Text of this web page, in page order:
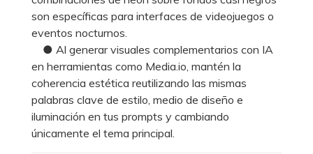
son específicas para interfaces de videojuegos o
eventos nocturnos.
● Al generar visuales complementarios con IA
en herramientas como Media.io, mantén la
coherencia estética reutilizando las mismas
palabras clave de estilo, medio de diseño e
iluminación en tus prompts y cambiando
únicamente el tema principal.